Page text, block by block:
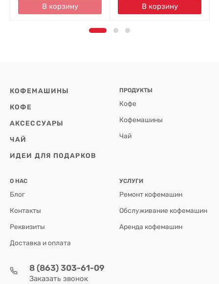
В корзину В корзину
КОФЕМАШИНЫ
КОФЕ
АКСЕССУАРЫ
ЧАЙ
ИДЕИ ДЛЯ ПОДАРКОВ
ПРОДУКТЫ
Кофе
Кофемашины
Чай
О НАС
Блог
Контакты
Реквизиты
Доставка и оплата
УСЛУГИ
Ремонт кофемашин
Обслуживание кофемашин
Аренда кофемашин
8 (863) 303-61-09
Заказать звонок